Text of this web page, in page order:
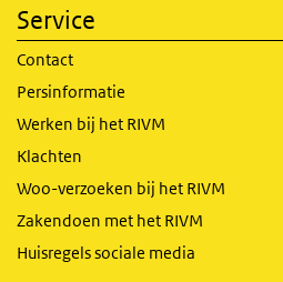
Service
Contact
Persinformatie
Werken bij het RIVM
Klachten
Woo-verzoeken bij het RIVM
Zakendoen met het RIVM
Huisregels sociale media